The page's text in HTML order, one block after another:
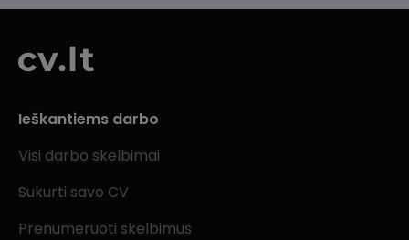
Ieškantiems darbo
Visi darbo skelbimai
Sukurti savo CV
Prenumeruoti skelbimus